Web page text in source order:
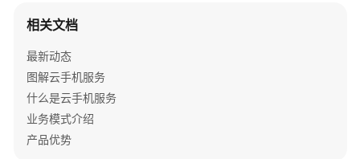
端
侧
SDK
功
能
相关文档
最新动态
图解云手机服务
什么是云手机服务
业务模式介绍
产品优势